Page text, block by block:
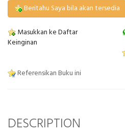
Beritahu Saya bila akan tersedia
Masukkan ke Daftar
Keinginan
Referensikan Buku ini
DESCRIPTION